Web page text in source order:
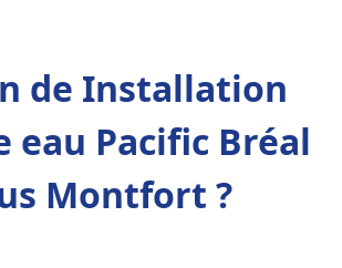
de Installation
eau Pacific Bréal
Montfort ?